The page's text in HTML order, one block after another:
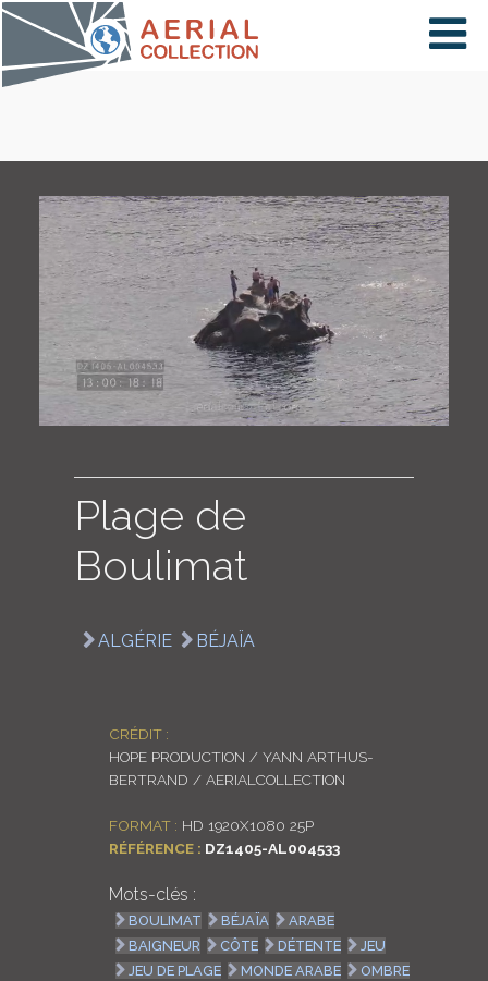
×
PAYS
CARTE
COLLECTIONS
Plage de
Boulimat
ALGÉRIE BÉJAÏA
CRÉDIT :
HOPE PRODUCTION / YANN ARTHUS-
BERTRAND / AERIALCOLLECTION
FORMAT : HD 1920X1080 25P
RÉFÉRENCE : DZ1405-AL004533
Mots-clés :
BOULIMAT BÉJAÏA
ARABE
BAIGNEUR
CÔTE DÉTENTE
JEU
JEU DE PLAGE
MONDE ARABE
OMBRE